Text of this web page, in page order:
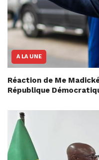
A LA UNE
Réaction de Me
République